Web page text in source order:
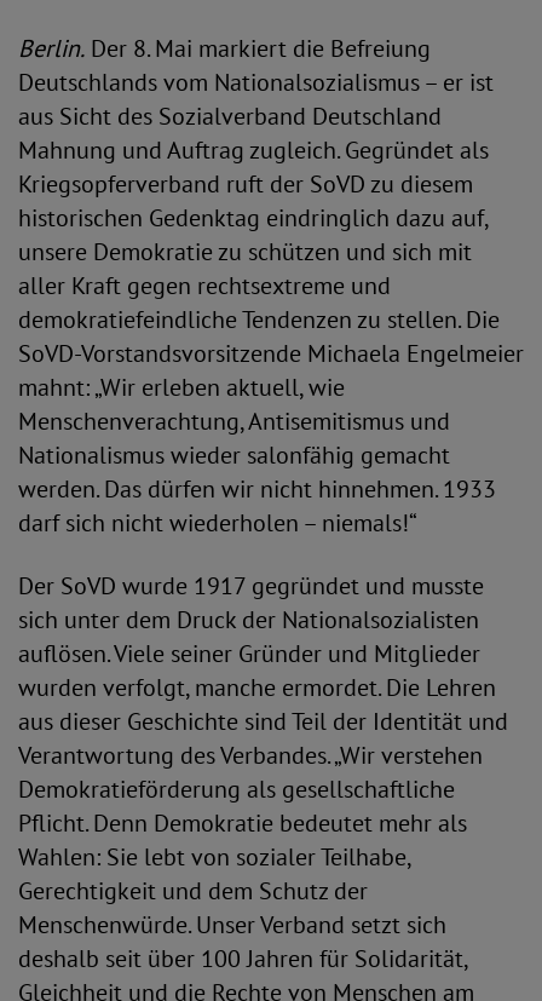
Berlin. Der 8. Mai markiert die Befreiung
Deutschlands vom Nationalsozialismus – er ist
aus Sicht des Sozialverband Deutschland
Mahnung und Auftrag zugleich. Gegründet als
Kriegsopferverband ruft der SoVD zu diesem
historischen Gedenktag eindringlich dazu auf,
unsere Demokratie zu schützen und sich mit
aller Kraft gegen rechtsextreme und
demokratiefeindliche Tendenzen zu stellen. Die
SoVD-Vorstandsvorsitzende Michaela Engelmeier
mahnt: „Wir erleben aktuell, wie
Menschenverachtung, Antisemitismus und
Nationalismus wieder salonfähig gemacht
werden. Das dürfen wir nicht hinnehmen. 1933
darf sich nicht wiederholen – niemals!“
Der SoVD wurde 1917 gegründet und musste
sich unter dem Druck der Nationalsozialisten
auflösen. Viele seiner Gründer und Mitglieder
wurden verfolgt, manche ermordet. Die Lehren
aus dieser Geschichte sind Teil der Identität und
Verantwortung des Verbandes. „Wir verstehen
Demokratieförderung als gesellschaftliche
Pflicht. Denn Demokratie bedeutet mehr als
Wahlen: Sie lebt von sozialer Teilhabe,
Gerechtigkeit und dem Schutz der
Menschenwürde. Unser Verband setzt sich
deshalb seit über 100 Jahren für Solidarität,
Gleichheit und die Rechte von Menschen am